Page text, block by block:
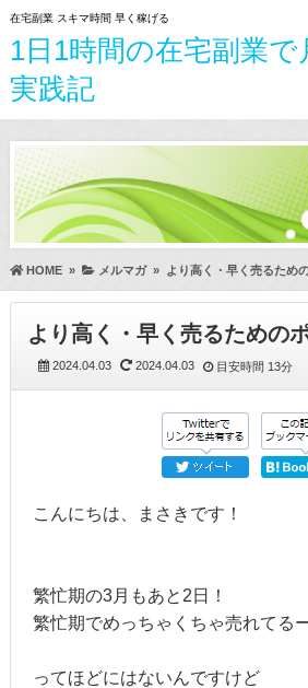
在宅副業 スキマ時間 早く稼げる
1日1時間の在宅副業で
実践記
HOME» メルマガ» より高く・早く売るため
より高く・早く売るための
2024.04.03 2024.04.03 目安時間 13分
こんにちは、まさきです！
繁忙期の3月もあと2日！
繁忙期でめっちゃくちゃ売れてる
ってほどにはないんですけど